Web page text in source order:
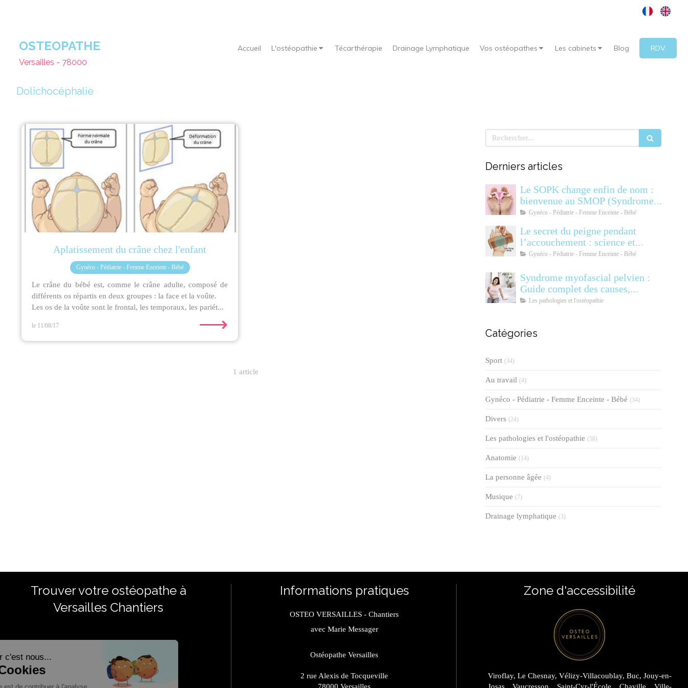
Accueil L'ostéopathie Técarthérapie Drainage Lymphatique Vos ostéopathes Les cabinets Blog RDV
OSTEOPATHE
Versailles - 78000
Dolichocéphalie
Aplatissement du crâne chez l'enfant
Gynéco - Pédiatrie - Femme Enceinte - Bébé
Le crâne du bébé est, comme le crâne adulte, composé de
différents os répartis en deux groupes : la face et la voûte.
Les os de la voûte sont le frontal, les temporaux, les pariét...
le 11/08/17 ⟶
1 article
Rechercher
Derniers articles
Le SOPK change enfin de nom :
bienvenue au SMOP (Syndrome
Métabolique Ovarien
Gynéco - Pédiatrie - Femme Enceinte - Bébé
Le secret du peigne pendant
l’accouchement : science et
soulagement
Gynéco - Pédiatrie - Femme Enceinte - Bébé
Syndrome myofascial pelvien :
Guide complet des causes,
symptômes, diagnostic et
Les pathologies et l'ostéopathie
Catégories
Sport (34)
Au travail (4)
Gynéco - Pédiatrie - Femme Enceinte - Bébé (34)
Divers (24)
Les pathologies et l'ostéopathie (58)
Anatomie (14)
La personne âgée (4)
Musique (7)
Drainage lymphatique (3)
Trouver votre ostéopathe à
Versailles Chantiers
Informations pratiques
OSTEO VERSAILLES - Chantiers
avec Marie Messager
Ostéopathe Versailles
2 rue Alexis de Tocqueville
Zone d'accessibilité
Viroflay, Le Chesnay, Vélizy-Villacoublay, Buc, Jouy-en-